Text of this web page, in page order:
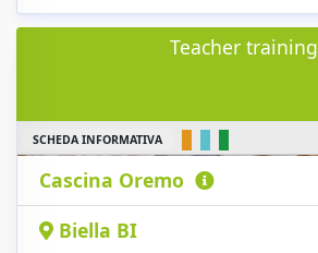
Teacher training
SCHEDA INFORMATIVA
Cascina Oremo
Biella BI